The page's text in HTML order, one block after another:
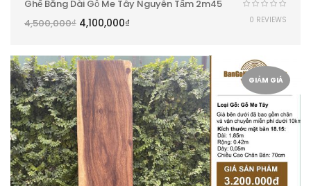
Ghế Băng Dài Gỗ Me Tây Nguyên Tấm 2m45
4,500,000₫ 4,100,000₫ 0 REVIEWS
GIẢM GIÁ